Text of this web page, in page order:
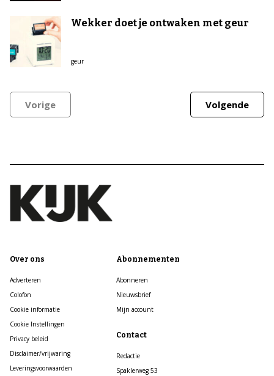
Wekker doet je ontwaken met geur
geur
Vorige Volgende
Over ons
Adverteren
Colofon
Cookie informatie
Cookie Instellingen
Privacy beleid
Disclaimer/vrijwaring
Leveringsvoorwaarden
Abonnementen
Abonneren
Nieuwsbrief
Mijn account
Contact
Redactie
Spaklerweg 53